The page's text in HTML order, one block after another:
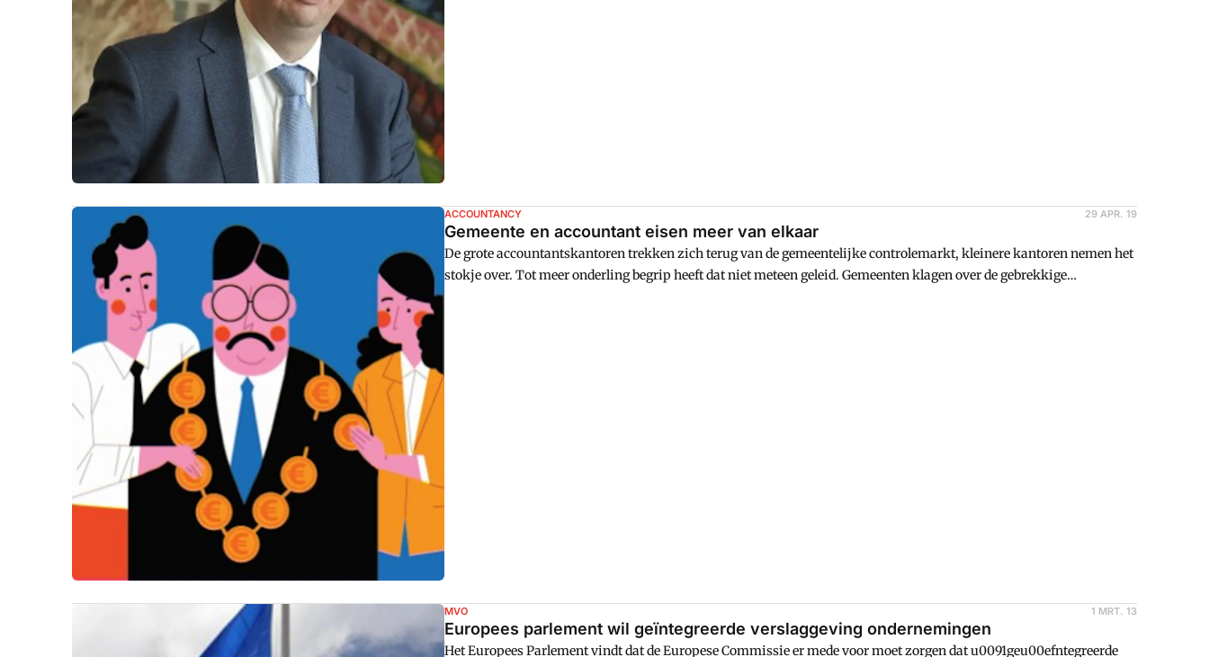
ACCOUNTANCY 29 APR. 19
Gemeente en accountant eisen meer van elkaar
De grote accountantskantoren trekken zich terug van de gemeentelijke controlemarkt, kleinere kantoren nemen het
stokje over. Tot meer onderling begrip heeft dat niet meteen geleid. Gemeenten klagen over de gebrekkige
MVO 1 MRT. 13
Europees parlement wil geïntegreerde verslaggeving ondernemingen
Het Europees Parlement vindt dat de Europese Commissie er mede voor moet zorgen dat u0091geu00efntegreerde